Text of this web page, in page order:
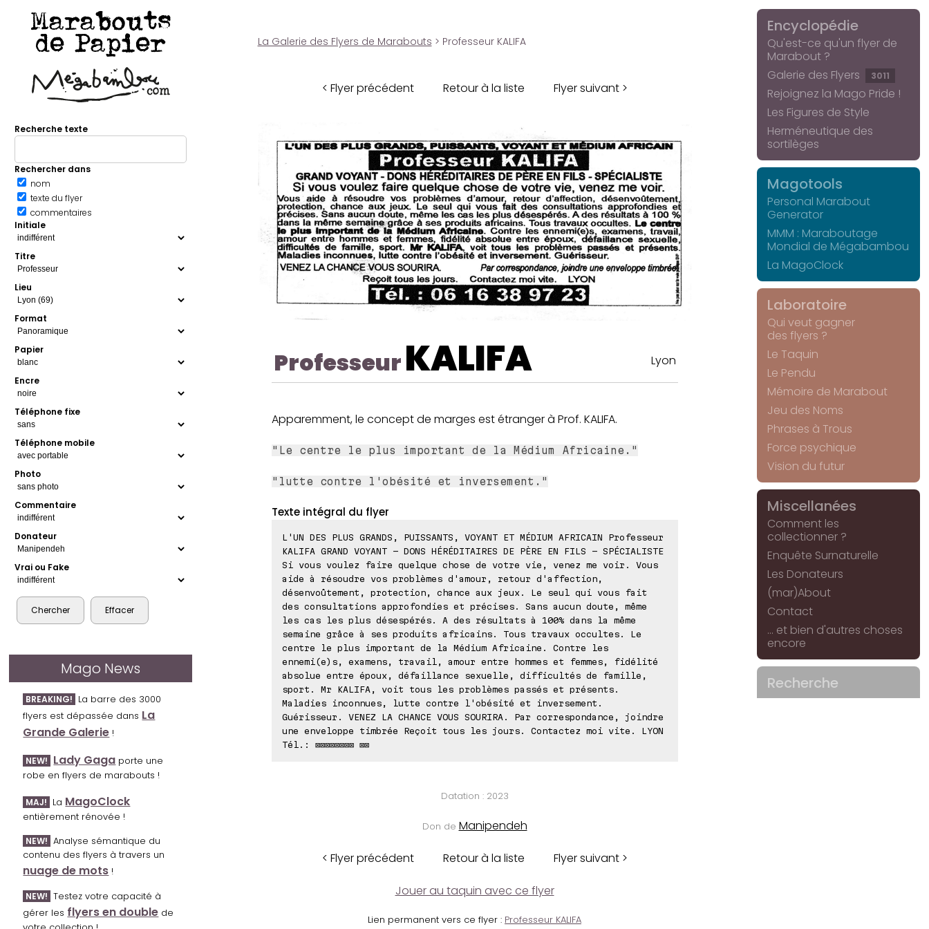
Marabouts
de Papier
Recherche texte
Rechercher dans
nom
texte du flyer
commentaires
Initiale
Titre
Lieu
Format
Papier
Encre
Téléphone fixe
Téléphone mobile
Photo
Commentaire
Donateur
Vrai ou Fake
Mago News
BREAKING! La barre des 3000
flyers est dépassée dans La
Grande Galerie !
NEW! Lady Gaga porte une
robe en flyers de marabouts !
MAJ! La MagoClock
entièrement rénovée !
NEW! Analyse sémantique du
contenu des flyers à travers un
nuage de mots !
NEW! Testez votre capacité à
gérer les flyers en double de
La Galerie des Flyers de Marabouts > Professeur KALIFA
< Flyer précédent Retour à la liste Flyer suivant >
ProfesseurKALIFA Lyon
Apparemment, le concept de marges est étranger à Prof. KALIFA.
"Le centre le plus important de la Médium Africaine."
"lutte contre l'obésité et inversement."
Texte intégral du flyer
L'UN DES PLUS GRANDS, PUISSANTS, VOYANT ET MÉDIUM AFRICAIN Professeur
KALIFA GRAND VOYANT - DONS HÉRÉDITAIRES DE PÈRE EN FILS - SPÉCIALISTE
Si vous voulez faire quelque chose de votre vie, venez me voir. Vous
aide à résoudre vos problèmes d'amour, retour d'affection,
désenvoûtement, protection, chance aux jeux. Le seul qui vous fait
des consultations approfondies et précises. Sans aucun doute, même
les cas les plus désespérés. A des résultats à 100% dans la même
semaine grâce à ses produits africains. Tous travaux occultes. Le
centre le plus important de la Médium Africaine. Contre les
ennemi(e)s, examens, travail, amour entre hommes et femmes, fidélité
absolue entre époux, défaillance sexuelle, difficultés de famille,
sport. Mr KALIFA, voit tous les problèmes passés et présents.
Maladies inconnues, lutte contre l'obésité et inversement.
Guérisseur. VENEZ LA CHANCE VOUS SOURIRA. Par correspondance, joindre
une enveloppe timbrée Reçoit tous les jours. Contactez moi vite. LYON
Tél.: ⊠⊠⊠⊠⊠⊠⊠⊠ ⊠⊠
Datation : 2023
Don de Manipendeh
< Flyer précédent Retour à la liste Flyer suivant >
Jouer au taquin avec ce flyer
Lien permanent vers ce flyer : Professeur KALIFA
Encyclopédie
Qu'est-ce qu'un flyer de
Marabout ?
Galerie des Flyers
3011
Rejoignez la Mago Pride !
Les Figures de Style
Herméneutique des
sortilèges
Magotools
Personal Marabout
Generator
MMM : Maraboutage
Mondial de Mégabambou
La MagoClock
Laboratoire
Qui veut gagner
des flyers ?
Le Taquin
Le Pendu
Mémoire de Marabout
Jeu des Noms
Phrases à Trous
Force psychique
Vision du futur
Miscellanées
Comment les
collectionner ?
Enquête Surnaturelle
Les Donateurs
(mar)About
Contact
... et bien d'autres choses
encore
Recherche